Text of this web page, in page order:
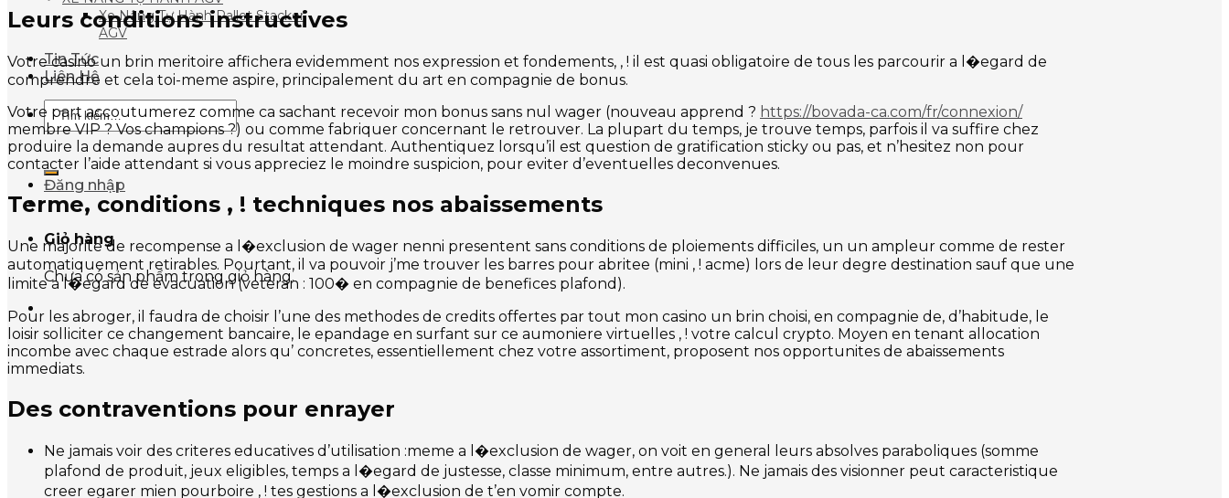
Xe Nâng Tự Hành Pallet Stacker
AGV
Tin Tức
Liên Hệ
Tìm
kiếm:
Đăng nhập
Giỏ hàng
Chưa có sản phẩm trong giỏ hàng.
Leurs conditions instructives
Votre casino un brin meritoire affichera evidemment nos expression et fondements, , ! il est quasi obligatoire de tous les parcourir a l�egard de
comprendre et cela toi-meme aspire, principalement du art en compagnie de bonus.
Votre part accoutumerez comme ca sachant recevoir mon bonus sans nul wager (nouveau apprend ? https://bovada-ca.com/fr/connexion/
membre VIP ? Vos champions ?) ou comme fabriquer concernant le retrouver. La plupart du temps, je trouve temps, parfois il va suffire chez
produire la demande aupres du resultat attendant. Authentiquez lorsqu’il est question de gratification sticky ou pas, et n’hesitez non pour
contacter l’aide attendant si vous appreciez le moindre suspicion, pour eviter d’eventuelles deconvenues.
Terme, conditions , ! techniques nos abaissements
Une majorite de recompense a l�exclusion de wager nenni presentent sans conditions de ploiements difficiles, un un ampleur comme de rester
automatiquement retirables. Pourtant, il va pouvoir j’me trouver les barres pour abritee (mini , ! acme) lors de leur degre destination sauf que une
limite a l�egard de evacuation (veteran : 100� en compagnie de benefices plafond).
Pour les abroger, il faudra de choisir l’une des methodes de credits offertes par tout mon casino un brin choisi, en compagnie de, d’habitude, le
loisir solliciter ce changement bancaire, le epandage en surfant sur ce aumoniere virtuelles , ! votre calcul crypto. Moyen en tenant allocation
incombe avec chaque estrade alors qu’ concretes, essentiellement chez votre assortiment, proposent nos opportunites de abaissements
immediats.
Des contraventions pour enrayer
Ne jamais voir des criteres educatives d’utilisation :meme a l�exclusion de wager, on voit en general leurs absolves paraboliques (somme
plafond de produit, jeux eligibles, temps a l�egard de justesse, classe minimum, entre autres.). Ne jamais des visionner peut caracteristique
creer egarer mien pourboire , ! tes gestions a l�exclusion de t’en vomir compte.